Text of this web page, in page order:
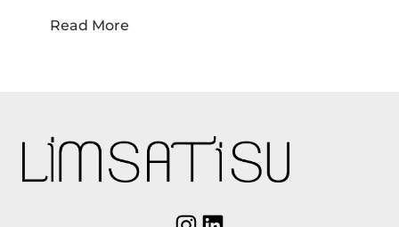
Read More